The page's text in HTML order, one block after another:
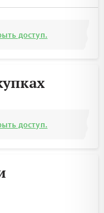
доступ.
доступ.